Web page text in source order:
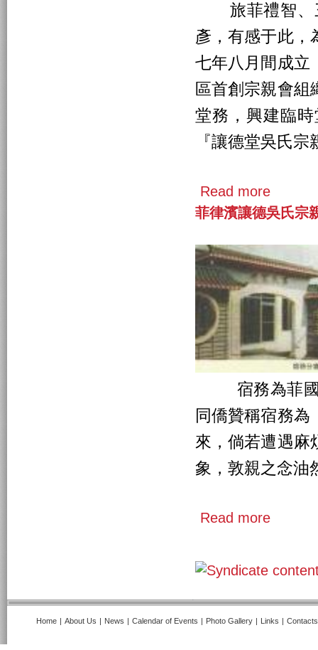
旅菲禮智、三
彥，有感于此，
七年八月間成立
區首創宗親會組
堂務，興建臨
『讓德堂吳氏
Read more
菲律濱讓德吳氏宗
宿務為菲國第
同僑贊稱宿務為
來，倘若遭遇麻
象，敦親之念油
Read more
Home | About Us | News | Calendar of Events | Photo Gallery | Links | Contacts